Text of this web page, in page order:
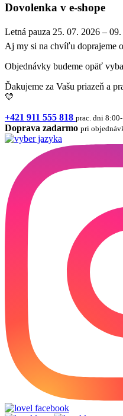
Dovolenka v e-shope
Letná pauza 25. 07. 2026 –
Aj my si na chvíľu doprajeme
Objednávky budeme opäť
Ďakujeme za Vašu priazeň a
💛
+421 911 555 818 prac. dni
Doprava zadarmo pri